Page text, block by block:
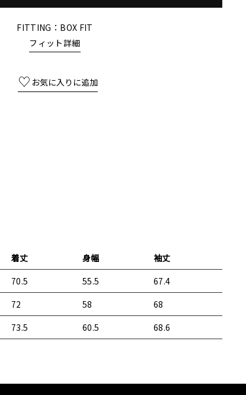
FITTING：BOX FIT
フィット詳細
着丈 身幅
袖丈
70.5 55.5
67.4
72 58
68
73.5 60.5 68.6